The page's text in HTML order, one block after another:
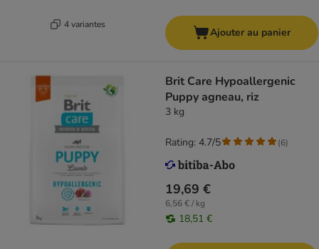
4 variantes
Ajouter au panier
Brit Care Hypoallergenic
Puppy agneau, riz
3 kg
19,69 €
6,56 € / kg
18,51 €
Rating: 4.7/5 (6)